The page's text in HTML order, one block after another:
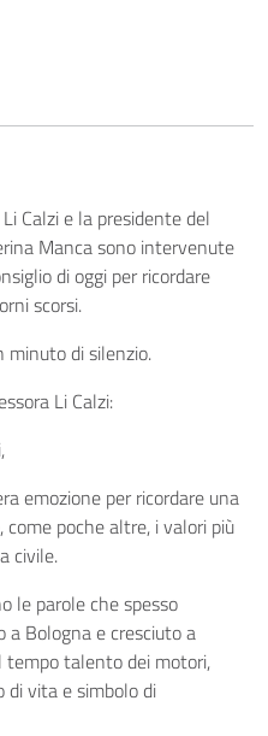
Calzi e la presidente del
Manca sono intervenute
di oggi per ricordare
scorsi.
minuto di silenzio.
Li Calzi:
emozione per ricordare una
poche altre, i valori più
civile.
le parole che spesso
a Bologna e cresciuto a
tempo talento dei motori,
di vita e simbolo di